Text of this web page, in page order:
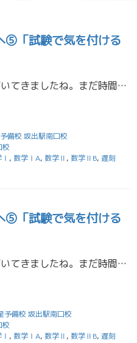
⑤「試験で気を付ける
そろそろ本番が近づいてきましたね。まだ時間は残されていますから、充実した時間を過ごしましょう。まあ、言われなくても過ごしていると思いますけど・・・さて、心配性の山本はどうしてもお伝えしたいことが「たくさん」あります。今回 […]
備校 坂出駅南口校
校
Ⅰ , 数学ⅠA, 数学Ⅱ , 数学ⅡB, 遅刻
⑤「試験で気を付ける
そろそろ本番が近づいてきましたね。まだ時間は残されていますから、充実した時間を過ごしましょう。まあ、言われなくても過ごしていると思いますけど・・・さて、心配性の山本はどうしてもお伝えしたいことが「たくさん」あります。今回 […]
予備校 坂出駅南口校
校
Ⅰ , 数学ⅠA, 数学Ⅱ , 数学ⅡB, 遅刻